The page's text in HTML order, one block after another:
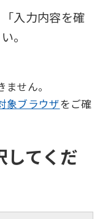
入力内容を確
。
せん。
象ブラウザをご確
してくだ